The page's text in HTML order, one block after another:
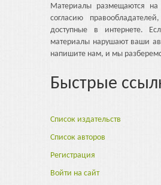
Материалы размещаются
согласию
доступные в интернете.
материалы нарушают ваши
напишите нам, и мы
Быстрые
Список издательств
Список авторов
Регистрация
Войти на сайт